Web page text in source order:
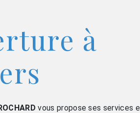
à
vous propose ses services